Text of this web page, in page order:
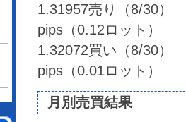
1.31957売り（8/30
pips（0.12ロット）
1.32072買い（8/30
pips（0.01ロット）
月別売買結果